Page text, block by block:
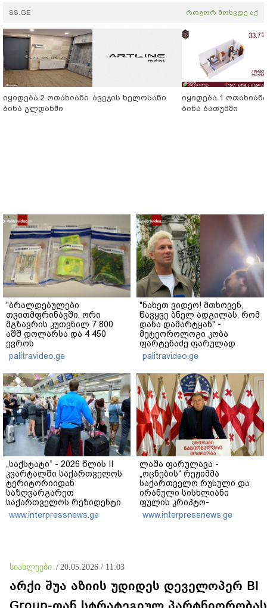
SS.GE როგორ მოხვდე აქ
იყიდება 2 ოთახიანი
ბინა გლდანში
ავეჯის ხელოსანი
იყიდება 1 ოთახიანი
ბინა ბათუმში
"ბრალდებულები
თვითმფრინავში, ორი
მგზავრის კუთვნილ 7 800
აშშ დოლარსა და 4 450
ევროს
მართლსაწინააღმდეგოდ
დაეუფლნენ" - დანაშაულის
რა დეტალები ხდება
ცნობილი?
palitravideo.ge
"ნახეთ ვიდეო! მთხოვენ,
წავყვე ბნელ ადგილას, რომ
დანა დამარტყან" -
მეტეოროლოგი კობა
ფარტენაძე ფარულად
გადაღებულ კადრებს
აქვეყნებს
palitravideo.ge
„საქსტატი“ - 2026 წლის II
კვარტალში საქართველოს
ტერიტორიიდან
საზღვარგარეთ
საქართველოს რეზიდენტი
მოგზაურების 740.9 ათასი
გასვლა დაფიქსირდა, რაც
www.interpressnews.ge
ლაშა ფარულავა -
„ოცნების“ რეჟიმმა
საქართველო რუსული და
ირანული სისხლიანი
ფულის კრიპტო-
სამრეცხაოდ აქცია -
საქართველოს რეპუტაციის
www.interpressnews.ge
სიახლეები / 20.05.2026 / 11:03
არქი შუა აზიის უდიდეს დეველოპერ BI